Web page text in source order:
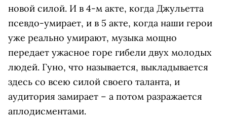
новой силой. И в 4-м акте, когда Джульетта
псевдо-умирает, и в 5 акте, когда наши герои
уже реально умирают, музыка мощно
передает ужасное горе гибели двух молодых
людей. Гуно, что называется, выкладывается
здесь со всею силой своего таланта, и
аудитория замирает – а потом разражается
аплодисментами.